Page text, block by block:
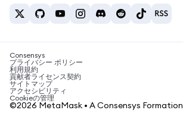
お問い合わせ
ETH→USDT
USDTの購入
SHIBの購入
BNBの購入
税制関連ニュース
暗号資産の購入方法は？
ビットコインを売るには？
Consensys
プライバシー ポリシー
利用規約
貢献者ライセンス契約
サイトマップ
アクセシビリティ
Cookieの管理
©2026 MetaMask • A Consensys Formation